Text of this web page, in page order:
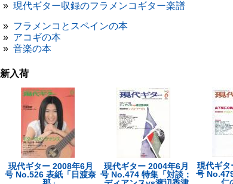
» 現代ギター収録のフラメンコギター楽譜
» フラメンコとスペインの本
» アコギの本
» 音楽の本
新入荷
現代ギター 2008年6月
号 No.526 表紙「日渡奈
現代ギター 2004年6月
号 No.474 特集「対談：
現代ギタ
号